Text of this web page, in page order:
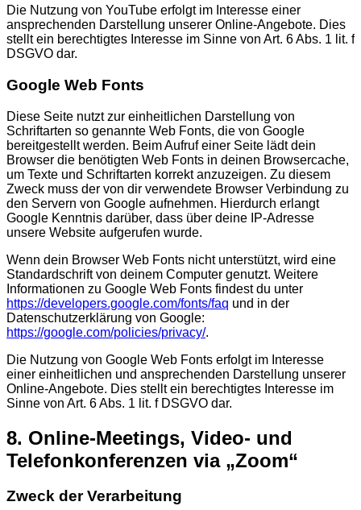
Die Nutzung von YouTube erfolgt im Interesse einer
ansprechenden Darstellung unserer Online-Angebote. Dies
stellt ein berechtigtes Interesse im Sinne von Art. 6 Abs. 1 lit. f
DSGVO dar.
Google Web Fonts
Diese Seite nutzt zur einheitlichen Darstellung von
Schriftarten so genannte Web Fonts, die von Google
bereitgestellt werden. Beim Aufruf einer Seite lädt dein
Browser die benötigten Web Fonts in deinen Browsercache,
um Texte und Schriftarten korrekt anzuzeigen. Zu diesem
Zweck muss der von dir verwendete Browser Verbindung zu
den Servern von Google aufnehmen. Hierdurch erlangt
Google Kenntnis darüber, dass über deine IP-Adresse
unsere Website aufgerufen wurde.
Wenn dein Browser Web Fonts nicht unterstützt, wird eine
Standardschrift von deinem Computer genutzt. Weitere
Informationen zu Google Web Fonts findest du unter
https://developers.google.com/fonts/faq und in der
Datenschutzerklärung von Google:
https://google.com/policies/privacy/.
Die Nutzung von Google Web Fonts erfolgt im Interesse
einer einheitlichen und ansprechenden Darstellung unserer
Online-Angebote. Dies stellt ein berechtigtes Interesse im
Sinne von Art. 6 Abs. 1 lit. f DSGVO dar.
8. Online-Meetings, Video- und
Telefonkonferenzen via „Zoom“
Zweck der Verarbeitung